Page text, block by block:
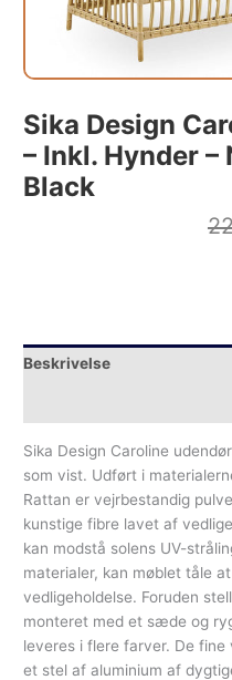
Sika Design
– Inkl. Hynder –
Black
Beskrivelse
Sika Design Caroline
som vist. Udført i
Rattan er vejrbestandig
kunstige fibre lavet af
kan modstå solens UV-
materialer, kan møblet tåle
vedligeholdelse. Foruden
monteret med et sæde og
leveres i flere farver. De
et stel af aluminium af